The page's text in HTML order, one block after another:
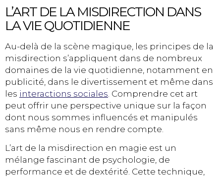
L’ART DE LA MISDIRECTION DANS
LA VIE QUOTIDIENNE
Au-delà de la scène magique, les principes de la
misdirection s’appliquent dans de nombreux
domaines de la vie quotidienne, notamment en
publicité, dans le divertissement et même dans
les interactions sociales . Comprendre cet art
peut offrir une perspective unique sur la façon
dont nous sommes influencés et manipulés
sans même nous en rendre compte.
L’art de la misdirection en magie est un
mélange fascinant de psychologie, de
performance et de dextérité. Cette technique,